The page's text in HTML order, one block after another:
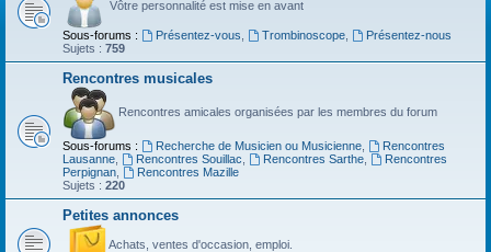
Vôtre personnalité est mise en avant
Sous-forums : Présentez-vous Trombinoscope,
Présentez-nous
Sujets : 759
Rencontres musicales
Rencontres amicales organisées par les membres du forum
Sous-forums : Recherche de Musicien ou Musicienne,
Rencontres
Lausanne
Rencontres Souillac Rencontres Sarthe,
Rencontres
Perpignan
Rencontres Mazille
Sujets : 220
Petites annonces
Achats, ventes d'occasion, emploi.